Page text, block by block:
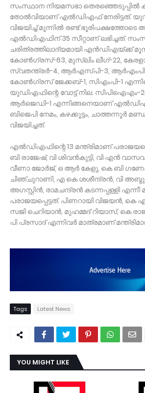
സംസ്ഥാന നിയമസഭാ തെരഞ്ഞെടുപ്പില്‍
തോല്‍വിയാണ് എല്‍ഡിഎഫ് നേരിട്ടത്.
വിജയിച്ച് മൂന്നില്‍ രണ്ട് ഭൂരിപക്ഷത്തോടെ
എല്‍ഡിഎഫിന് 35 സീറ്റാണ് ലഭിച്ചത്.
ചരിത്രത്തിലാദ്യമായി എന്‍ഡിഎയ്ക്ക് മൂന്ന്
കോണ്‍ഗ്രസ്-63, മുസ്ലിം ലീഗ്-22,
സ്വതന്ത്രര്‍-4, ആര്‍എസ്പി-3, ആര്‍എംപി-
കോണ്‍ഗ്രസ് ജേക്കബ്-1, സിഎംപി-1
യുഡിഎഫിന്റെ വോട്ട് നില. സിപിഐഎം-
ആര്‍ജെഡി-1 എന്നിങ്ങനെയാണ്
ബിജെപി നേമം, കഴക്കൂട്ടം, ചാത്തന്നൂര്‍
വിജയിച്ചത്.
എല്‍ഡിഎഫിന്റെ 13 മന്ത്രിമാണ്
ബി രാജേഷ്, വി ശിവന്‍കുട്ടി, വി എന്‍
വീണാ ജോര്‍ജ്, ഒ ആര്‍ കേളു, കെ ബി
ചിഞ്ചുറാണി, എ കെ ശശീന്ദ്രന്‍, വി
അഗസ്റ്റിന്‍, രാമചന്ദ്രന്‍ കടന്നപ്പള്ളി എന്നീ
പരാജയപ്പെട്ടത്. പിണറായി വിജയന്‍,
സജി ചെറിയാന്‍, മുഹമ്മദ് റിയാസ്, കെ
പി പ്രസാദ് എന്നിവര്‍ മാത്രമാണ്
Tags Latest News
YOU MIGHT LIKE